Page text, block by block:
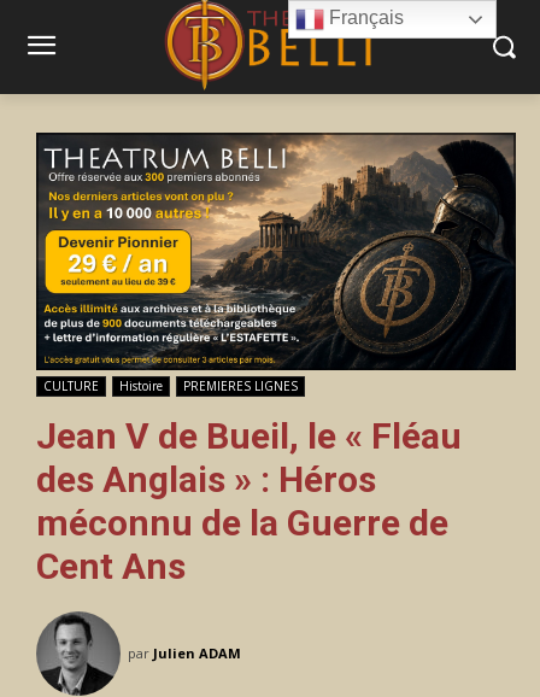
CULTURE Histoire PREMIERES LIGNES
Jean V de Bueil, le « Fléau
des Anglais » : Héros
méconnu de la Guerre de
Cent Ans
par Julien ADAM
Français